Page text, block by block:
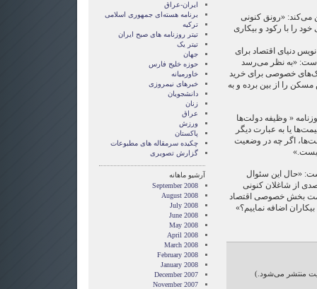
می‌کند: «رونق کنونی
را با رکود و بیکاری
دنیای اقتصاد برای
است: «به نظر می‌رسد
خصوصی برای خرید
را از بین برده و به
« وظیفه دولت‌ها
یا به عبارت دیگر
اگر چه در وضعیت
«حال این سئوال
از شاغلان کنونی
بخش خصوصی اقتصاد
اضافه نماییم؟»
منتشر می‌شود.)
ایران-عراق
برنامه هسته‌ای جمهوری اسلامی
ترکیه
تیتر روزنامه های صبح ایران
تیتر یک
جهان
حوزه خلیج فارس
خاورمیانه
خبرهای نیمروزی
دانشجویان
زنان
عراق
ورزش
پاکستان
چکیده سرمقاله های مطبوعات
گزارش تصويری
آرشیو ماهانه
September 2008
August 2008
July 2008
June 2008
May 2008
April 2008
March 2008
February 2008
January 2008
December 2007
November 2007